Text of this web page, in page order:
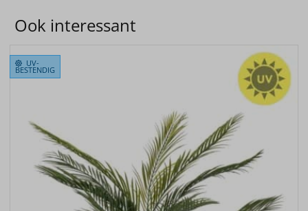
Ook interessant
UV-
BESTENDIG